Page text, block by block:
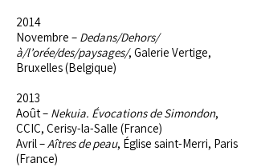
2014
Novembre – Dedans/Dehors/
à/l’orée/des/paysages/, Galerie Vertige,
Bruxelles (Belgique)
2013
Août – Nekuia. Évocationsde Simondon,
CCIC, Cerisy-la-Salle (France)
Avril –Aîtres de peau, Église saint-Merri, Paris
(France)